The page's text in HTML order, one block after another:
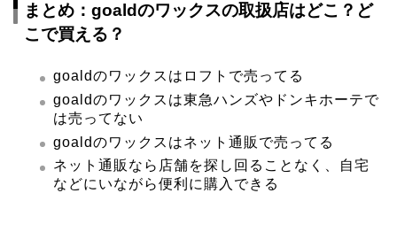
まとめ：goaldのワックスの取扱店はどこ？ど
こで買える？
goaldのワックスはロフトで売ってる
goaldのワックスは東急ハンズやドンキホーテで
は売ってない
goaldのワックスはネット通販で売ってる
ネット通販なら店舗を探し回ることなく、自宅
などにいながら便利に購入できる